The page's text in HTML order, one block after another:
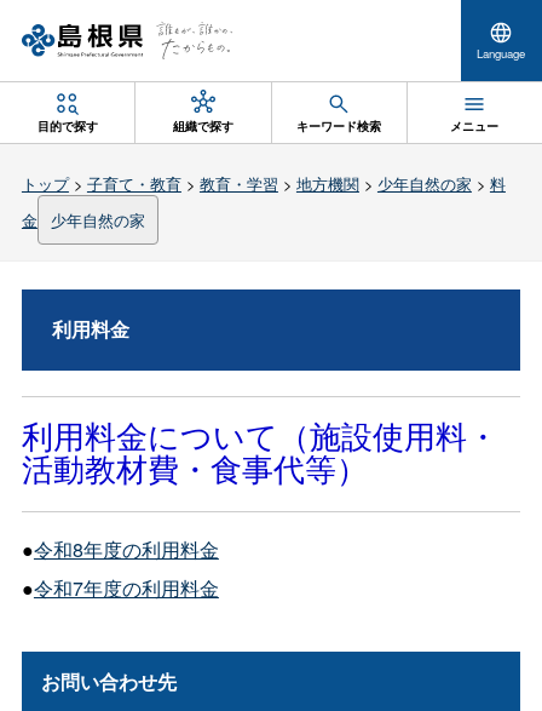
Language
目的で探す 組織で探す キーワード検索 メニュー
トップ> 子育て・教育> 教育・学習 > 地方機関> 少年自然の家 > 料
金
少年自然の家
利用料金
利用料金について（施設使用料・
活動教材費・食事代等）
●令和8年度の利用料金
●令和7年度の利用料金
お問い合わせ先